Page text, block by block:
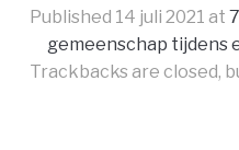
Published 14 juli 2021 at
gemeenschap tijdens
Trackbacks are closed,